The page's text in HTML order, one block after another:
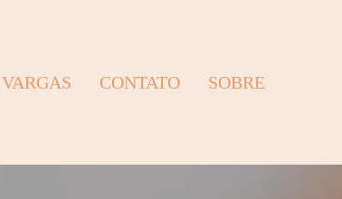
CONTATO SOBRE